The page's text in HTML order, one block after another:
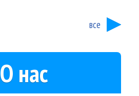
все
О нас